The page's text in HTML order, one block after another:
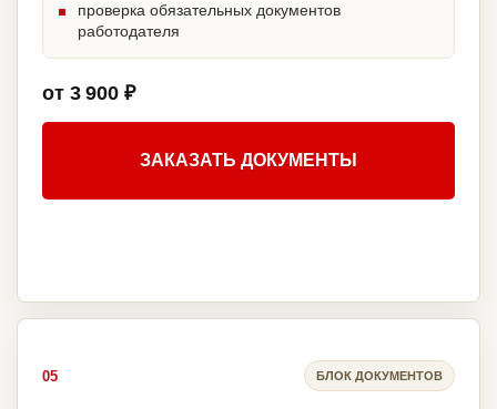
проверка обязательных документов
работодателя
от 3 900 ₽
ЗАКАЗАТЬ ДОКУМЕНТЫ
05 БЛОК ДОКУМЕНТОВ